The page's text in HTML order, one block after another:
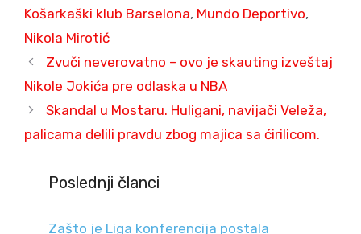
Košarkaški klub Barselona, Mundo Deportivo,
Nikola Mirotić
Zvuči neverovatno – ovo je skauting izveštaj
Nikole Jokića pre odlaska u NBA
Skandal u Mostaru. Huligani, navijači Veleža,
palicama delili pravdu zbog majica sa ćirilicom.
Poslednji članci
Zašto je Liga konferencija postala